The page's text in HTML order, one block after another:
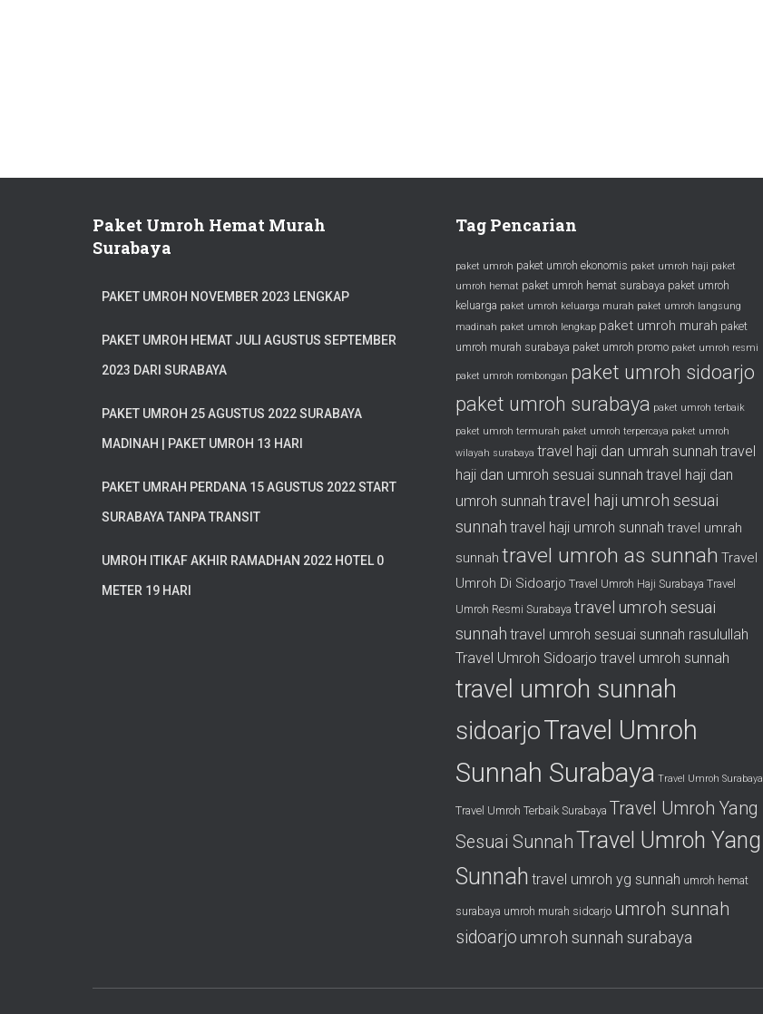
Paket Umroh Hemat Murah
Surabaya
PAKET UMROH NOVEMBER 2023 LENGKAP
PAKET UMROH HEMAT JULI AGUSTUS SEPTEMBER
2023 DARI SURABAYA
PAKET UMROH 25 AGUSTUS 2022 SURABAYA
MADINAH | PAKET UMROH 13 HARI
PAKET UMRAH PERDANA 15 AGUSTUS 2022 START
SURABAYA TANPA TRANSIT
UMROH ITIKAF AKHIR RAMADHAN 2022 HOTEL 0
METER 19 HARI
Tag Pencarian
paket umroh paket umroh ekonomis paket umroh haji paket
umroh hemat paket umroh hemat surabaya paket umroh
keluarga paket umroh keluarga murah paket umroh langsung
madinah paket umroh lengkap paket umroh murah paket
umroh murah surabaya paket umroh promo paket umroh resmi
paket umroh rombongan paket umroh sidoarjo
paket umroh surabaya paket umroh terbaik
paket umroh termurah paket umroh terpercaya paket umroh
wilayah surabaya travel haji dan umrah sunnah travel
haji dan umroh sesuai sunnah travel haji dan
umroh sunnah travel haji umroh sesuai
sunnah travel haji umroh sunnah travel umrah
sunnah travel umroh as sunnah Travel
Umroh Di Sidoarjo Travel Umroh Haji Surabaya Travel
Umroh Resmi Surabaya travel umroh sesuai
sunnah travel umroh sesuai sunnah rasulullah
Travel Umroh Sidoarjo travel umroh sunnah
travel umroh sunnah
sidoarjoTravel Umroh
Sunnah Surabaya Travel Umroh Surabaya
Travel Umroh Terbaik Surabaya Travel Umroh Yang
Sesuai SunnahTravel Umroh Yang
Sunnah travel umroh yg sunnah umroh hemat
surabaya umroh murah sidoarjo umroh sunnah
sidoarjo umroh sunnah surabaya